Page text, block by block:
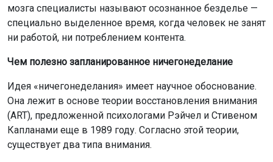
мозга специалисты называют осознанное безделье —
специально выделенное время, когда человек не занят
ни работой, ни потреблением контента.
Чем полезно запланированное ничегонеделание
Идея «ничегонеделания» имеет научное обоснование.
Она лежит в основе теории восстановления внимания
(ART), предложенной психологами Рэйчел и Стивеном
Капланами еще в 1989 году. Согласно этой теории,
существует два типа внимания.